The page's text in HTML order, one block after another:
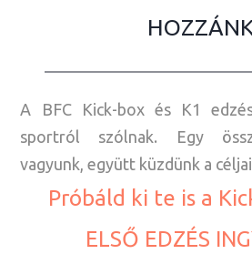
Cikkek
A BFC Kick-box és K1
sportról szólnak. Egy
vagyunk, együtt küzdünk a
Próbáld ki te is a
ELSŐ EDZÉS